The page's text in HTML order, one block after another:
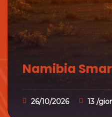
Namibia
26/10/2026 13 /